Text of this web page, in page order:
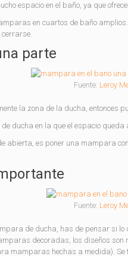
espacio en el baño, ya que
en cuartos de baño
parte
Fuente: Leroy
la zona de la ducha, entonces
ducha en la que el espacio
abierta, es poner una mampara con
Fuente: Leroy
de ducha, has de pensar si
decoradas, los diseños
mamparas hechas a medida).